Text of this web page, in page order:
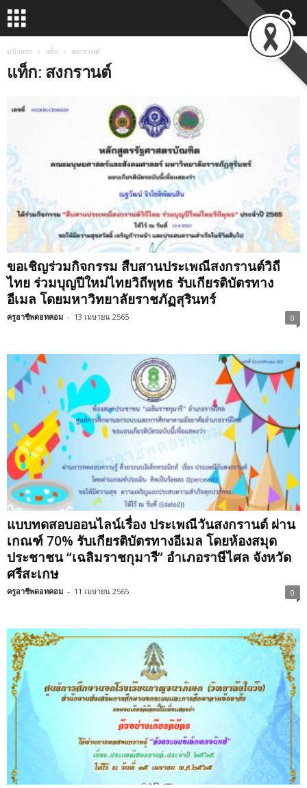
หน้าแรก แท็ก สงกรานต์
แท็ก: สงกรานต์
ขอเชิญร่วมกิจกรรม สืบสานประเพณีสงกรานต์วิถี
ไทย ร่วมบุญปีใหม่ไทยวิถีพุทธ รับเกียรติบัตรทาง
อีเมล โดยมหาวิทยาลัยราชภัฏสุรินทร์
ครูอาชีพดอทคอม - 13 เมษายน 2565 0
แบบทดสอบออนไลน์เรื่อง ประเพณีวันสงกรานต์ ผ่าน
เกณฑ์ 70% รับเกียรติบัตรทางอีเมล โดยห้องสมุด
ประชาชน “เฉลิมราชกุมารี” อำเภอราษีไศล จังหวัด
ศรีสะเกษ
ครูอาชีพดอทคอม - 11 เมษายน 2565 0